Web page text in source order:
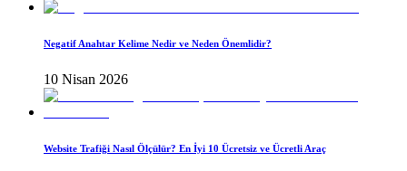
Negatif Anahtar Kelime Nedir ve Neden Önemlidir?
10 Nisan 2026
Website Trafiği Nasıl Ölçülür? En İyi 10 Ücretsiz ve Ücretli Araç